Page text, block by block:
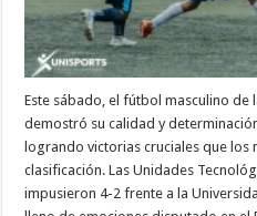
Este sábado, el fútbol masculino de
demostró su calidad y
logrando victorias cruciales que los
clasificación. Las Unidades
impusieron 4-2 frente a la